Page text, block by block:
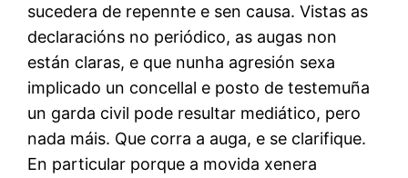
sucedera de repennte e sen causa. Vistas as
declaracións no periódico, as augas non
están claras, e que nunha agresión sexa
implicado un concellal e posto de testemuña
un garda civil pode resultar mediático, pero
nada máis. Que corra a auga, e se clarifique.
En particular porque a movida xenera